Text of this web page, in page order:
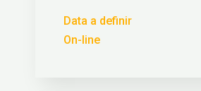
Data a definir
On-line